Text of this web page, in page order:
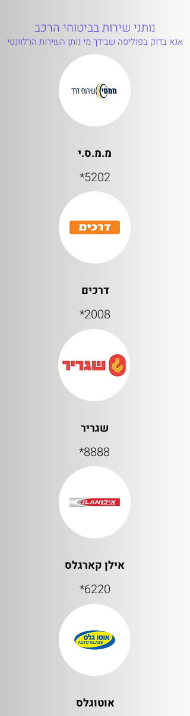
נותני שירות בביטוחי הרכב
אנא בדוק בפוליסה שבידך מי נותן השירות הרלוונטי
מ.מ.ס.י
5202*
דרכים
2008*
שגריר
8888*
אילן קארגלס
6220*
אוטוגלס